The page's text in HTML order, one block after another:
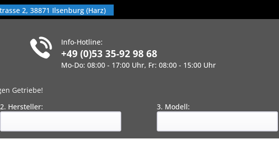
2, 38871 Ilsenburg (Harz)
Info-Hotline:
+49 (0)53 35-92 98 68
Mo-Do: 08:00 - 17:00 Uhr, Fr: 08:00 - 15:00 Uhr
Getriebe!
2. Hersteller: 3. Modell: